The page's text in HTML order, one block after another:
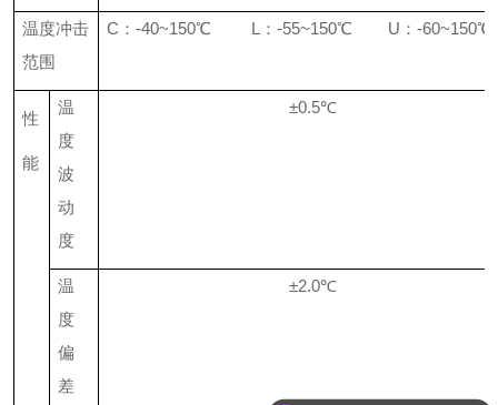
温度冲击
范围
C ： -40~150℃ L ： -55~150℃ U ： -60~150℃
性
能
温
度
波
动
度
±0.5℃
温
度
偏
差
±2.0℃